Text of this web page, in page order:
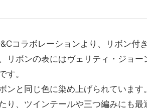
コラボレーションより、リボン付
リボンの表にはヴェリティ・ジョ
す。
ンと同じ色に染め上げられています。
り、ツインテールや三つ編みにも最